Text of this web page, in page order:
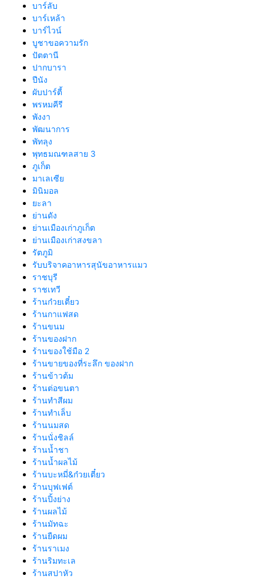
บาร์ลับ
บาร์เหล้า
บาร์ไวน์
บูชาขอความรัก
ปัตตานี
ปากบารา
ปีนัง
ผับปาร์ตี้
พรหมคีรี
พังงา
พัฒนาการ
พัทลุง
พุทธมณฑลสาย 3
ภูเก็ต
มาเลเซีย
มินิมอล
ยะลา
ย่านดัง
ย่านเมืองเก่าภูเก็ต
ย่านเมืองเก่าสงขลา
รัตภูมิ
รับบริจาคอาหารสุนัขอาหารแมว
ราชบุรี
ราชเทวี
ร้านก๋วยเตี๋ยว
ร้านกาแฟสด
ร้านขนม
ร้านของฝาก
ร้านของใช้มือ 2
ร้านขายของที่ระลึก ของฝาก
ร้านข้าวต้ม
ร้านต่อขนตา
ร้านทำสีผม
ร้านทำเล็บ
ร้านนมสด
ร้านนั่งชิลล์
ร้านน้ำชา
ร้านน้ำผลไม้
ร้านบะหมี่&ก๋วยเตี๋ยว
ร้านบุฟเฟต์
ร้านปิ้งย่าง
ร้านผลไม้
ร้านมัทฉะ
ร้านยืดผม
ร้านราเมง
ร้านริมทะเล
ร้านสปาหัว